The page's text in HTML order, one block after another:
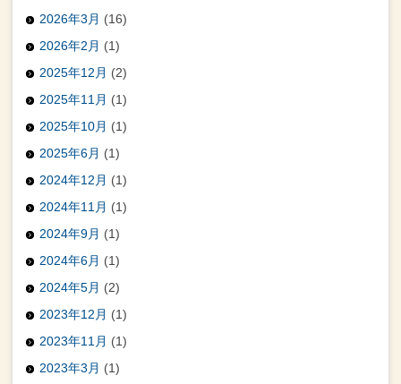
2026年3月 (16)
2026年2月 (1)
2025年12月 (2)
2025年11月 (1)
2025年10月 (1)
2025年6月 (1)
2024年12月 (1)
2024年11月 (1)
2024年9月 (1)
2024年6月 (1)
2024年5月 (2)
2023年12月 (1)
2023年11月 (1)
2023年3月 (1)